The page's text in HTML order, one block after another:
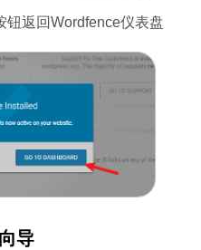
钮返回Wordfence仪表盘
导